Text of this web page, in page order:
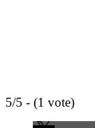
5/5 - (1 vote)